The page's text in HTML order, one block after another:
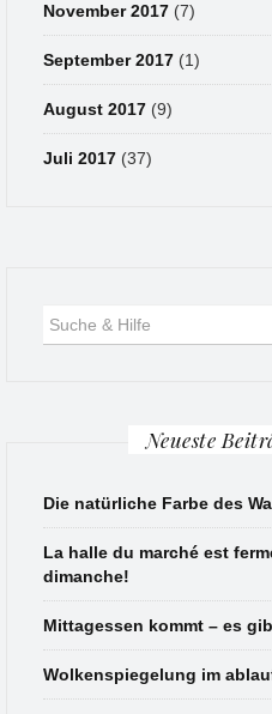
November 2017 (7)
September 2017 (1)
August 2017 (9)
Juli 2017 (37)
Neueste
Die natürliche Farbe des
La halle du marché est
dimanche!
Mittagessen kommt – es
Wolkenspiegelung im